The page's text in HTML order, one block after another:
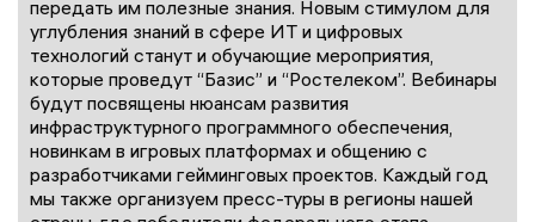
передать им полезные знания. Новым стимулом для
углубления знаний в сфере ИТ и цифровых
технологий станут и обучающие мероприятия,
которые проведут “Базис” и “Ростелеком”. Вебинары
будут посвящены нюансам развития
инфраструктурного программного обеспечения,
новинкам в игровых платформах и общению с
разработчиками гейминговых проектов. Каждый год
мы также организуем пресс-туры в регионы нашей